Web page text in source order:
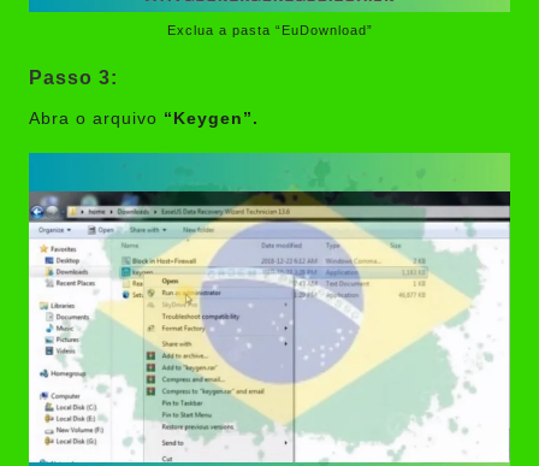
Exclua a pasta “EuDownload”
Passo 3:
Abra o arquivo “Keygen”.